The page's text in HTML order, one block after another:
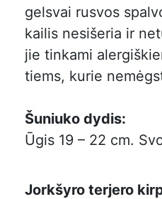
gelsvai rusvos
kailis nesišeria ir
jie tinkami
tiems, kurie
Šuniuko dydis:
Ūgis 19 – 22 cm.
Jorkšyro terjero